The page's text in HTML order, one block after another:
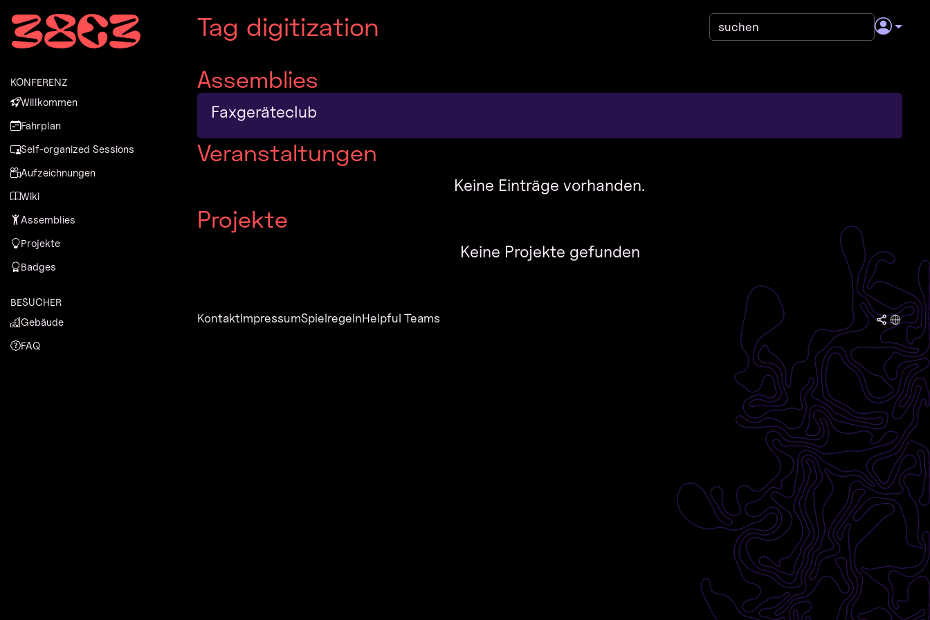
Zum Inhalt
Zum Footer
KONFERENZ
Willkommen
Fahrplan
Self-organized Sessions
Aufzeichnungen
Wiki
Assemblies
Projekte
Badges
BESUCHER
Gebäude
FAQ
Tag digitization
Assemblies
Faxgeräteclub
Veranstaltungen
Keine Einträge vorhanden.
Projekte
Keine Projekte gefunden
KontaktImpressumSpielregelnHelpful Teams